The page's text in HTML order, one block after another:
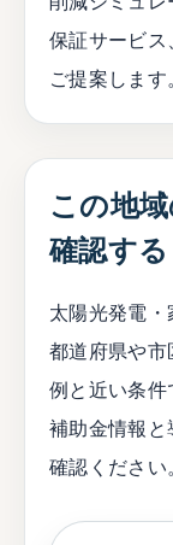
保証サービス
ご提案します
この地
確認する
太陽光発電・
都道府県や市
例と近い条件
補助金情報と
確認ください